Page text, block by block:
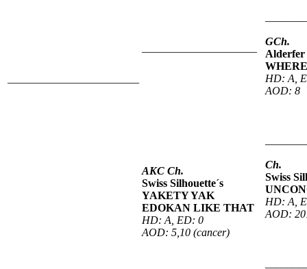
AKC Ch.
Swiss Silhouette´s
YAKETY YAK
EDOKAN LIKE THAT
HD: A, ED: 0
AOD: 5,10 (cancer)
GCh.
Alderfer
HD: A,
AOD: 8
Ch.
Swiss
HD: A,
AOD: